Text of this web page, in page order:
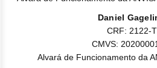
Daniel
CRF: 2122-
CMVS:
Alvará de Funcionamento da